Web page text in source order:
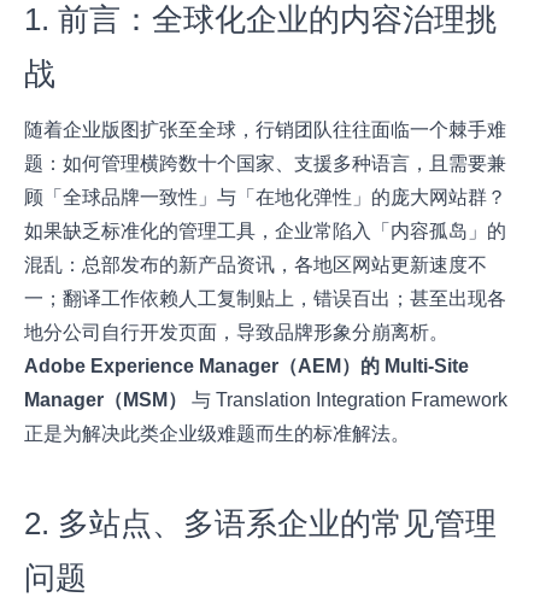
1. 前言：全球化企业的内容治理挑
战
随着企业版图扩张至全球，行销团队往往面临一个棘手难
题：如何管理横跨数十个国家、支援多种语言，且需要兼
顾「全球品牌一致性」与「在地化弹性」的庞大网站群？
如果缺乏标准化的管理工具，企业常陷入「内容孤岛」的
混乱：总部发布的新产品资讯，各地区网站更新速度不
一；翻译工作依赖人工复制贴上，错误百出；甚至出现各
地分公司自行开发页面，导致品牌形象分崩离析。
Adobe Experience Manager（AEM）的 Multi-Site
Manager（MSM）
与 Translation Integration Framework
正是为解决此类企业级难题而生的标准解法。
2. 多站点、多语系企业的常见管理
问题